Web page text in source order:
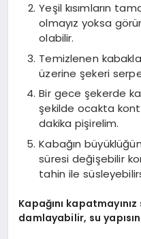
Yeşil kısımların
olmayız yoksa
olabilir.
Temizlenen
üzerine şekeri
Bir gece şekerde
şekilde ocakta
dakika pişirelim.
Kabağın
süresi değişebilir
tahin ile
Kapağını
damlayabilir, su